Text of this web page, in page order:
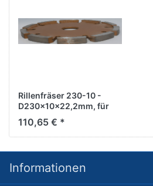
Rillenfräser 230-10 -
D230x10x22,2mm, für
abrassives Material
110,65 € *
Informationen